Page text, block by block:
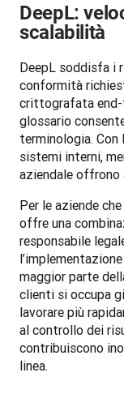
DeepL:
scalabilità
DeepL soddisfa i
conformità
crittografata
glossario
terminologia. Con
sistemi interni,
aziendale
Per le aziende
offre una
responsabile
maggior parte
clienti si occupa
lavorare più
al controllo dei
contribuiscono
linea.